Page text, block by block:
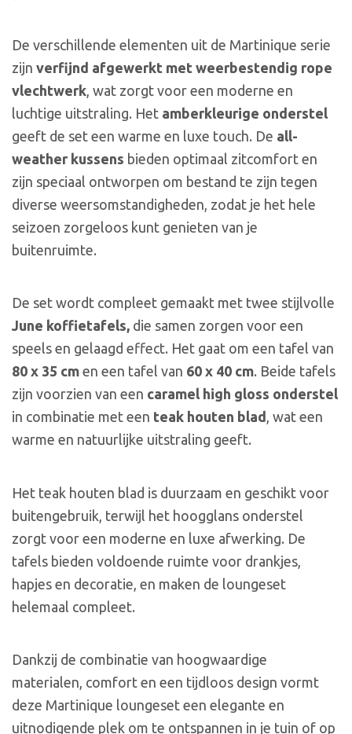
De verschillende elementen uit de Martinique serie
zijn verfijnd afgewerkt met weerbestendig rope
vlechtwerk, wat zorgt voor een moderne en
luchtige uitstraling. Het amberkleurige onderstel
geeft de set een warme en luxe touch. De all-
weather kussens bieden optimaal zitcomfort en
zijn speciaal ontworpen om bestand te zijn tegen
diverse weersomstandigheden, zodat je het hele
seizoen zorgeloos kunt genieten van je
buitenruimte.
De set wordt compleet gemaakt met twee stijlvolle
June koffietafels, die samen zorgen voor een
speels en gelaagd effect. Het gaat om een tafel van
80 x 35 cm en een tafel van 60 x 40 cm. Beide tafels
zijn voorzien van een caramel high gloss onderstel
in combinatie met een teak houten blad , wat een
warme en natuurlijke uitstraling geeft.
Het teak houten blad is duurzaam en geschikt voor
buitengebruik, terwijl het hoogglans onderstel
zorgt voor een moderne en luxe afwerking. De
tafels bieden voldoende ruimte voor drankjes,
hapjes en decoratie, en maken de loungeset
helemaal compleet.
Dankzij de combinatie van hoogwaardige
materialen, comfort en een tijdloos design vormt
deze Martinique loungeset een elegante en
uitnodigende plek om te ontspannen in je tuin of op